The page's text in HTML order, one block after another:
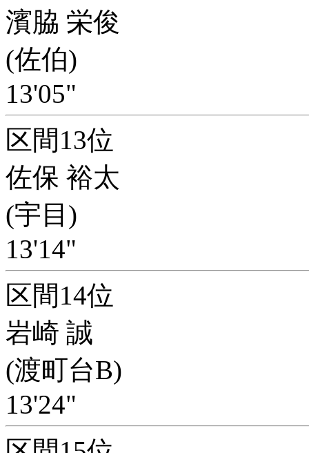
濱脇 栄俊
(佐伯)
13'05"
区間13位
佐保 裕太
(宇目)
13'14"
区間14位
岩崎 誠
(渡町台B)
13'24"